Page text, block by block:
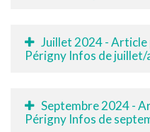
Juillet 2024 - Article
Périgny Infos de juillet/
Septembre 2024 -
Périgny Infos de